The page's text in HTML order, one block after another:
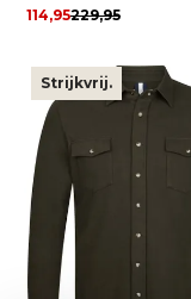
229,95
114,95
Strijkvrij.